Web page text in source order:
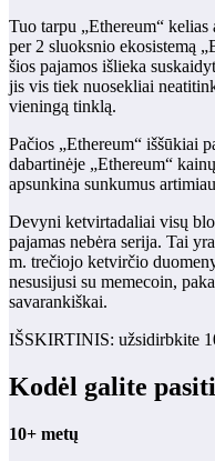
Tuo tarpu „Ethereum“
per 2 sluoksnio ekosistemą
šios pajamos išlieka
jis vis tiek nuosekliai
vieningą tinklą.
Pačios „Ethereum“ iššūkiai
dabartinėje „Ethereum“
apsunkina sunkumus
Devyni ketvirtadaliai visų
pajamas nebėra serija. Tai
m. trečiojo ketvirčio
nesusijusi su memecoin,
savarankiškai.
IŠSKIRTINIS: užsidirbkite
Kodėl galite
10+ metų